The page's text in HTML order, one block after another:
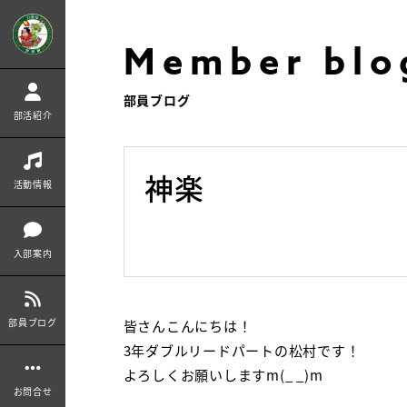
部活紹介
活動情報
入部案内
部員ブログ
お問合せ
Member
部員ブログ
神楽
皆さんこんにちは！
3年ダブルリードパートの松村です！
よろしくお願いしますm(_ _)m